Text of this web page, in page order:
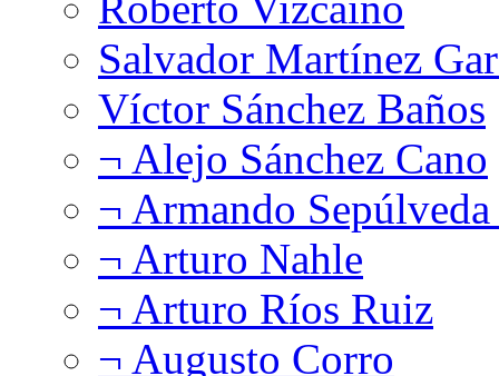
Salvador Martínez
Víctor Sánchez Baños
¬ Alejo Sánchez Cano
¬ Armando
¬ Arturo Nahle
¬ Arturo Ríos Ruiz
¬ Augusto Corro